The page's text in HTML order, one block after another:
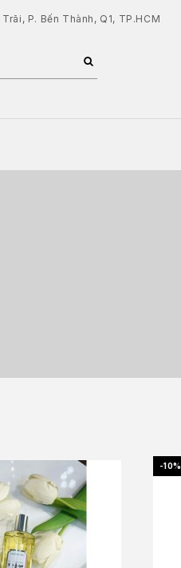
P. Bến Thành, Q1, TP.HCM
-10%